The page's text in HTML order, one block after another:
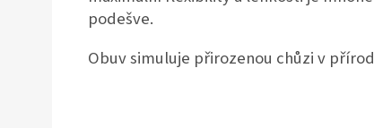
podešve.
Obuv simuluje přirozenou chůzi v